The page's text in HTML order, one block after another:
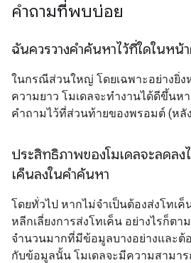
คำถามที่พบบ่อย
ฉันควรวางคำค้นหาไว้ที่ใดในหน้
ในกรณีส่วนใหญ่ โดยเฉพาะอย่างยิ่
ความยาว โมเดลจะทำงานได้ดีขึ้น
คำถามไว้ที่ส่วนท้ายของพรอมต์ (ห
ประสิทธิภาพของโมเดลจะลดล
เค็นลงในคำค้นหา
โดยทั่วไป หากไม่จำเป็นต้องส่งโทเ
หลีกเลี่ยงการส่งโทเค็น อย่างไรก็ต
จำนวนมากที่มีข้อมูลบางอย่างและต้
กับข้อมูลนั้น โมเดลจะมีความสามา